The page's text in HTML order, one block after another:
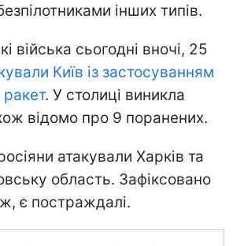
інших типів.
війська сьогодні вночі, 25
Київ із застосуванням
ракет. У столиці виникла
відомо про 9 поранених.
атакували Харків та
область. Зафіксовано
є постраждалі.